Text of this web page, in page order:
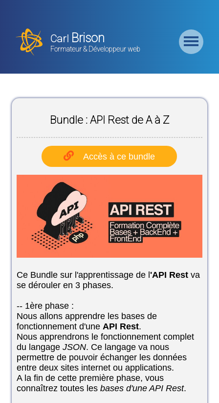
Carl Brison
Formateur & Développeur web
Bundle : API Rest de A à Z
Accès à ce bundle
Ce Bundle sur l'apprentissage de l 'API Rest va
se dérouler en 3 phases.
-- 1ère phase :
Nous allons apprendre les bases de
fonctionnement d'une API Rest.
Nous apprendrons le fonctionnement complet
du langage JSON. Ce langage va nous
permettre de pouvoir échanger les données
entre deux sites internet ou applications.
A la fin de cette première phase, vous
connaîtrez toutes les bases d'une API Rest.